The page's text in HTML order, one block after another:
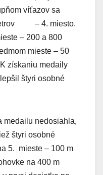
víťazov sa
– 4. miesto.
– 200 a 800
mieste – 50
získaniu medaily
štyri osobné
medailu nedosiahla,
štyri osobné
5. mieste – 100 m
na 400 m